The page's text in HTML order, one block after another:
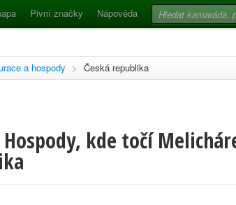
Pivní značky Nápověda
a hospody > Česká republika
Hospody, kde točí